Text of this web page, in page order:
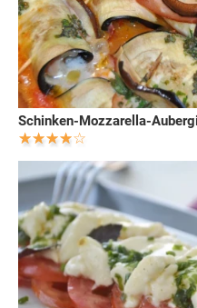
Schinken-Mozzarella-